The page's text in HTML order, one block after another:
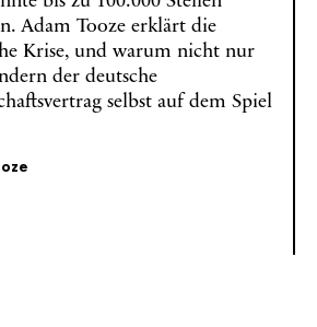
Adam Tooze erklärt die
Krise, und warum nicht nur
der deutsche
selbst auf dem Spiel